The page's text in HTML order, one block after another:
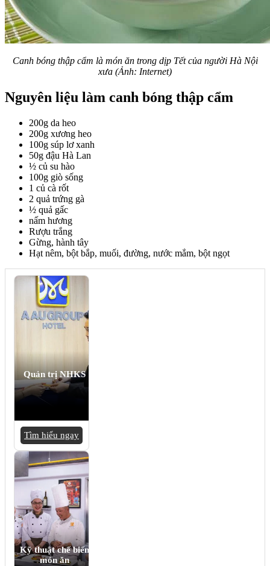
Canh bóng thập cẩm là món ăn trong dịp Tết của người Hà Nội
xưa (Ảnh: Internet)
Nguyên liệu làm canh bóng thập cẩm
200g da heo
200g xương heo
100g súp lơ xanh
50g đậu Hà Lan
½ củ su hào
100g giò sống
1 củ cà rốt
2 quả trứng gà
½ quả gấc
nấm hương
Rượu trắng
Gừng, hành tây
Hạt nêm, bột bắp, muối, đường, nước mắm, bột ngọt
Quản trị NHKS
Tìm hiểu ngay
Kỹ thuật chế biến
món ăn